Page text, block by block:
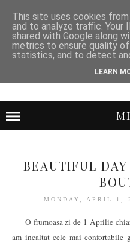
BEAUTIFUL
MONDAY, APRIL 1,
O frumoasa zi de 1 Aprilie chiar
am incaltat cele mai confortabile
This site uses cookies
and to analyze traffic. Your
shared with Google along
metrics to ensure quality
statistics, and to detect
LEARN